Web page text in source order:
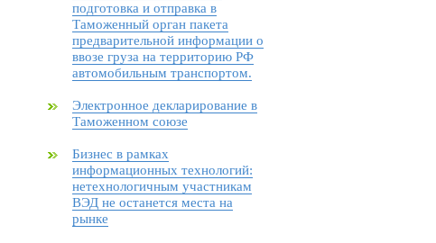
подготовка и отправка в
Таможенный орган пакета
предварительной информации о
ввозе груза на территорию РФ
автомобильным транспортом.
Электронное декларирование в
Таможенном союзе
Бизнес в рамках
информационных технологий:
нетехнологичным участникам
ВЭД не останется места на
рынке